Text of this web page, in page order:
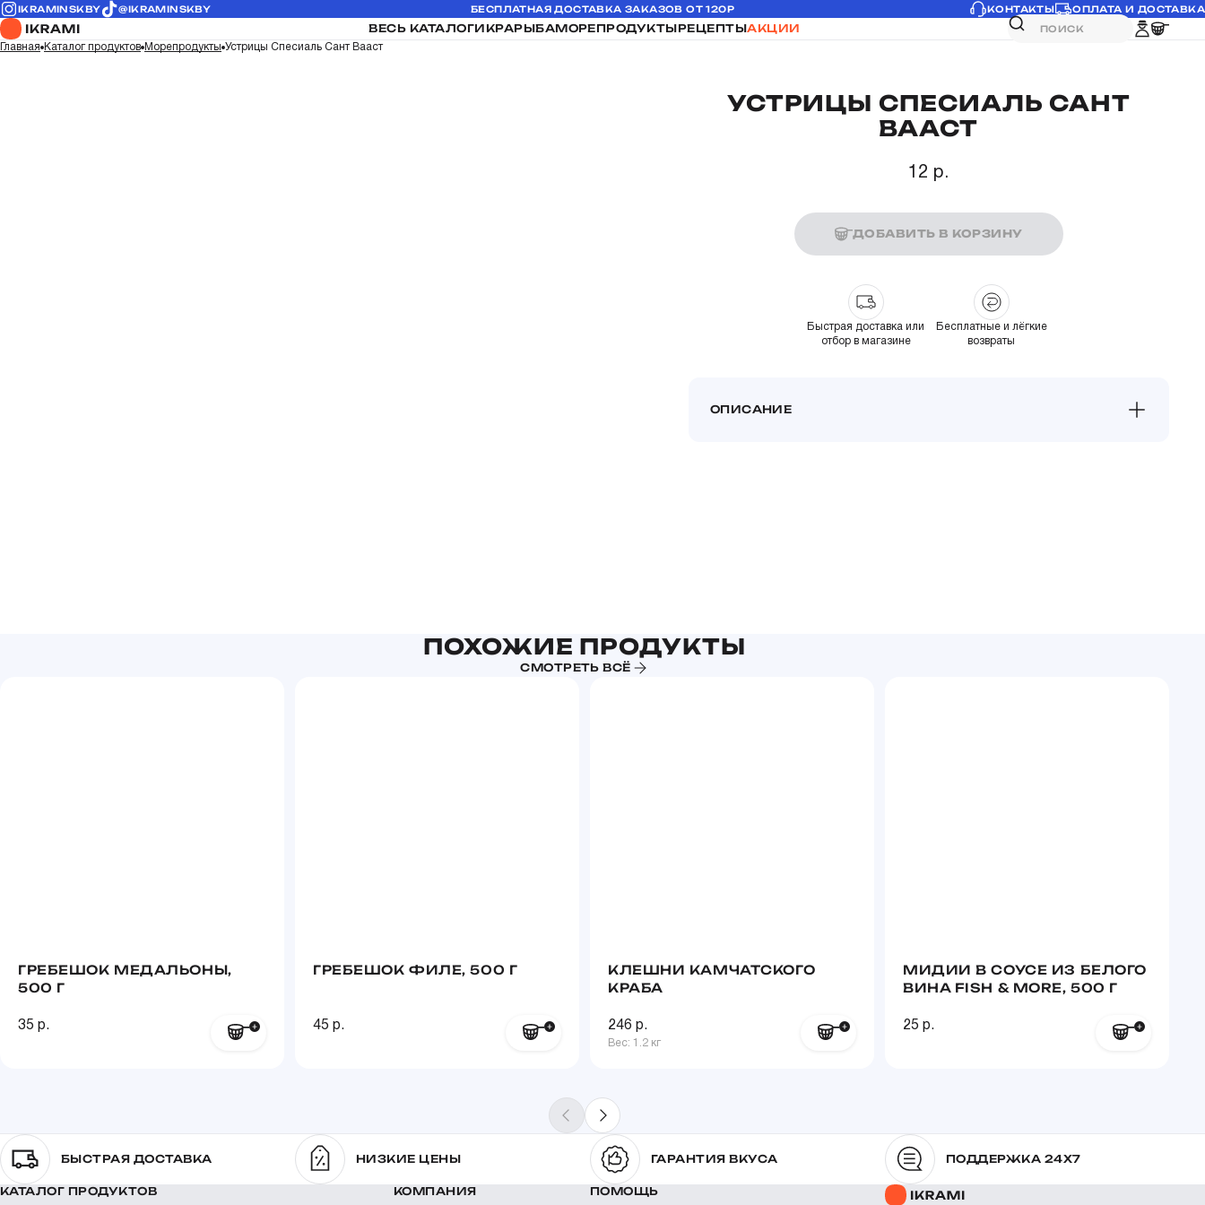
IKRAMINSKBY @IKRAMINSKBY БЕСПЛАТНАЯ ДОСТАВКА ЗАКАЗОВ ОТ 120Р КОНТАКТЫ ОПЛАТА И ДОСТАВКА
ВЕСЬ КАТАЛОГИКРАРЫБАМОРЕПРОДУКТЫРЕЦЕПТЫАКЦИИ
Главная Каталог продуктов Морепродукты Устрицы Спесиаль Сант Вааст
УСТРИЦЫ СПЕСИАЛЬ САНТ
ВААСТ
12 р.
ДОБАВИТЬ В КОРЗИНУ
Быстрая доставка или
отбор в магазине
Бесплатные и лёгкие
возвраты
ОПИСАНИЕ
ПОХОЖИЕ ПРОДУКТЫ
СМОТРЕТЬ ВСЁ
ГРЕБЕШОК МЕДАЛЬОНЫ,
500 Г
35 р.
ГРЕБЕШОК ФИЛЕ, 500 Г
45 р.
КЛЕШНИ КАМЧАТСКОГО
КРАБА
246 р.
Вес: 1.2 кг
МИДИИ В СОУСЕ ИЗ БЕЛОГО
ВИНА FISH & MORE, 500 Г
25 р.
БЫСТРАЯ ДОСТАВКА НИЗКИЕ ЦЕНЫ ГАРАНТИЯ ВКУСА ПОДДЕРЖКА 24X7
КАТАЛОГ ПРОДУКТОВ КОМПАНИЯ ПОМОЩЬ